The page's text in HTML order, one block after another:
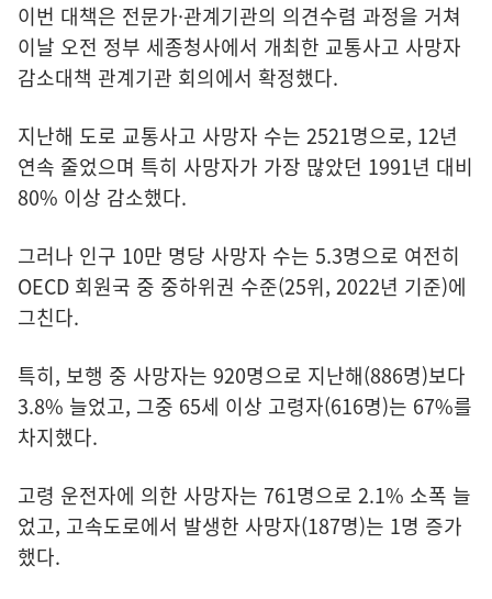
이번 대책은 전문가·관계기관의 의견수렴 과정을 거쳐
이날 오전 정부 세종청사에서 개최한 교통사고 사망자
감소대책 관계기관 회의에서 확정했다.
지난해 도로 교통사고 사망자 수는 2521명으로, 12년
연속 줄었으며 특히 사망자가 가장 많았던 1991년 대비
80% 이상 감소했다.
그러나 인구 10만 명당 사망자 수는 5.3명으로 여전히
OECD 회원국 중 중하위권 수준(25위, 2022년 기준)에
그친다.
특히, 보행 중 사망자는 920명으로 지난해(886명)보다
3.8% 늘었고, 그중 65세 이상 고령자(616명)는 67%를
차지했다.
고령 운전자에 의한 사망자는 761명으로 2.1% 소폭 늘
었고, 고속도로에서 발생한 사망자(187명)는 1명 증가
했다.